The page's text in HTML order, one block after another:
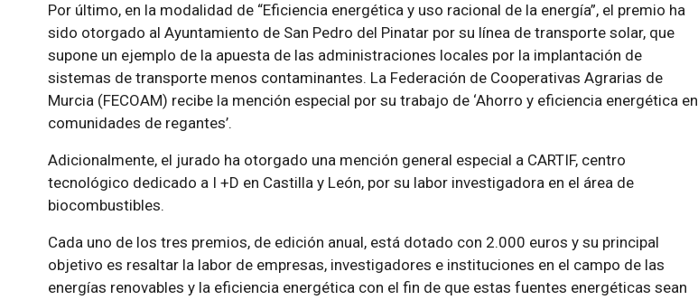
Por último, en la modalidad de “Eficiencia energética y uso racional de la energía”, el premio ha
sido otorgado al Ayuntamiento de San Pedro del Pinatar por su línea de transporte solar, que
supone un ejemplo de la apuesta de las administraciones locales por la implantación de
sistemas de transporte menos contaminantes. La Federación de Cooperativas Agrarias de
Murcia (FECOAM) recibe la mención especial por su trabajo de ‘Ahorro y eficiencia energética en
comunidades de regantes’.
Adicionalmente, el jurado ha otorgado una mención general especial a CARTIF, centro
tecnológico dedicado a I +D en Castilla y León, por su labor investigadora en el área de
biocombustibles.
Cada uno de los tres premios, de edición anual, está dotado con 2.000 euros y su principal
objetivo es resaltar la labor de empresas, investigadores e instituciones en el campo de las
energías renovables y la eficiencia energética con el fin de que estas fuentes energéticas sean